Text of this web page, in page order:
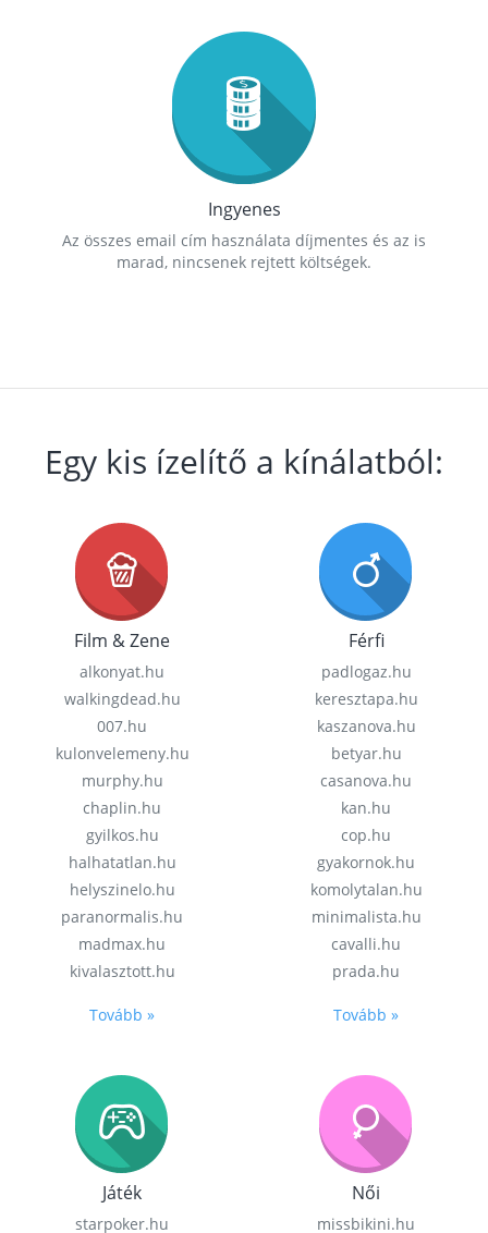
Ingyenes
Az összes email cím használata díjmentes és az is
marad, nincsenek rejtett költségek.
Egy kis ízelítő a kínálatból:
Film & Zene
alkonyat.hu
walkingdead.hu
007.hu
kulonvelemeny.hu
murphy.hu
chaplin.hu
gyilkos.hu
halhatatlan.hu
helyszinelo.hu
paranormalis.hu
madmax.hu
kivalasztott.hu
Tovább »
Férfi
padlogaz.hu
keresztapa.hu
kaszanova.hu
betyar.hu
casanova.hu
kan.hu
cop.hu
gyakornok.hu
komolytalan.hu
minimalista.hu
cavalli.hu
prada.hu
Tovább »
Játék
starpoker.hu
Női
missbikini.hu